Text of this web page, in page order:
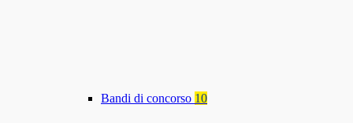
Bandi di concorso 10